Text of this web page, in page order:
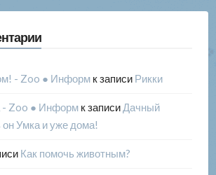
- Zoo ● Информк записи Рикки
- Zoo ● Информк записи Дачный
Умка и уже дома!
Как помочь животным?